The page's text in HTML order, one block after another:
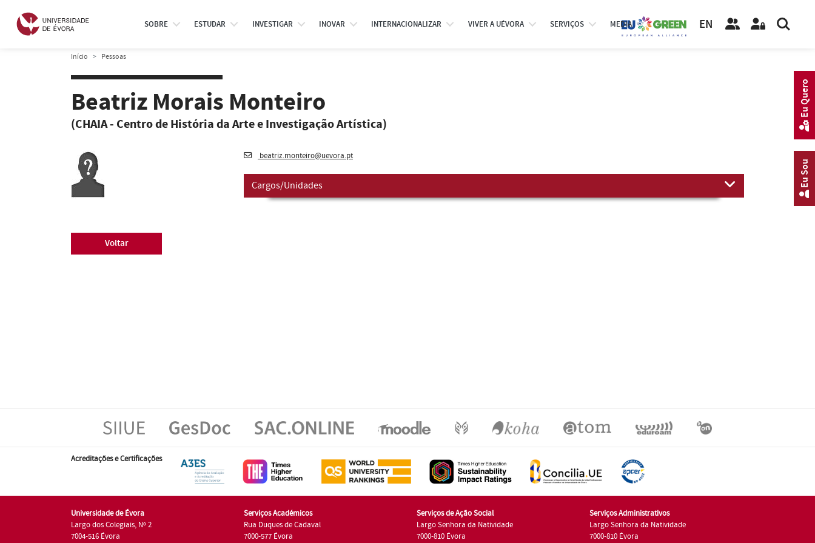
SOBRE ESTUDAR INVESTIGAR INOVAR INTERNACIONALIZAR VIVER A UÉVORA SERVIÇOS MEDIA EN
Início Pessoas
Beatriz Morais Monteiro
(CHAIA - Centro de História da Arte e Investigação Artística)
beatriz.monteiro@uevora.pt
Cargos/Unidades
Voltar
Acreditações e Certificações
Universidade de Évora
Largo dos Colegiais, Nº 2
7004-516 Évora
Serviços Académicos
Rua Duques de Cadaval
7000-577 Évora
Serviços de Ação Social
Largo Senhora da Natividade
7000-810 Évora
Serviços Administrativos
Largo Senhora da Natividade
7000-810 Évora
Eu Sou
Eu Quero